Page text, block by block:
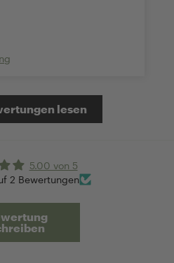
lesen
5.00 von 5
2 Bewertungen